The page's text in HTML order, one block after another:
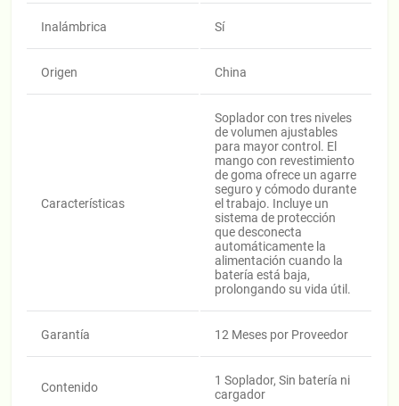
Inalámbrica Sí
Origen China
Características
Soplador con tres niveles
de volumen ajustables
para mayor control. El
mango con revestimiento
de goma ofrece un agarre
seguro y cómodo durante
el trabajo. Incluye un
sistema de protección
que desconecta
automáticamente la
alimentación cuando la
batería está baja,
prolongando su vida útil.
Garantía 12 Meses por Proveedor
Contenido
1 Soplador, Sin batería ni
cargador